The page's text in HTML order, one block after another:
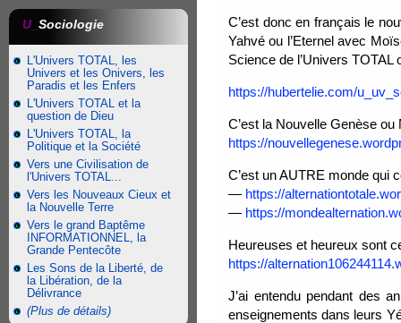
U_ Sociologie
L'Univers TOTAL, les
Univers et les Onivers, les
Paradis et les Enfers
L'Univers TOTAL et la
question de Dieu
L'Univers TOTAL, la
Politique et la Société
Vers une Civilisation de
l'Univers TOTAL...
Vers les Nouveaux Cieux et
la Nouvelle Terre
Vers le grand Baptême
INFORMATIONNEL, la
Grande Pentecôte
Les Sons de la Liberté, de
la Libération, de la
Délivrance
(Plus de détails)
C’est donc en français le
Yahvé ou l’Eternel avec
Science de l’Univers TOTAL
https://hubertelie.com/
C’est la Nouvelle Genèse
https://
C’est un AUTRE monde qui
— https://
— https://
Heureuses et heureux sont
https://
J’ai entendu pendant des
enseignements dans leurs